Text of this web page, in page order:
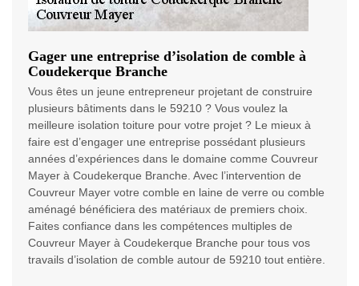
Gager une entreprise d’isolation de comble à
Coudekerque Branche
Vous êtes un jeune entrepreneur projetant de construire
plusieurs bâtiments dans le 59210 ? Vous voulez la
meilleure isolation toiture pour votre projet ? Le mieux à
faire est d’engager une entreprise possédant plusieurs
années d’expériences dans le domaine comme Couvreur
Mayer à Coudekerque Branche. Avec l’intervention de
Couvreur Mayer votre comble en laine de verre ou comble
aménagé bénéficiera des matériaux de premiers choix.
Faites confiance dans les compétences multiples de
Couvreur Mayer à Coudekerque Branche pour tous vos
travails d’isolation de comble autour de 59210 tout entière.